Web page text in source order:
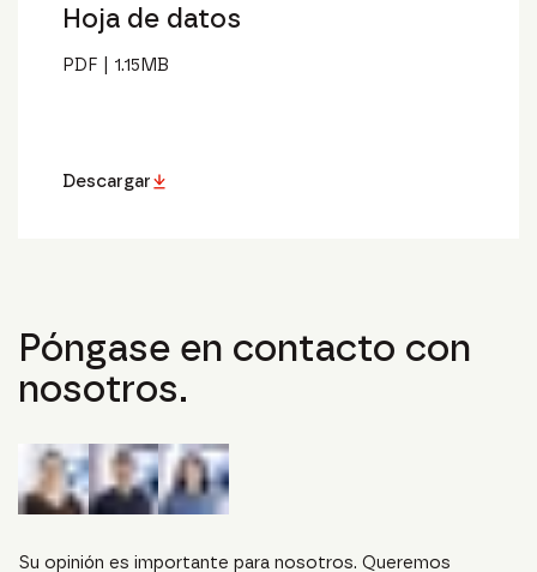
Hoja de datos
PDF 1.15MB
Descargar
Póngase en contacto con
nosotros.
Su opinión es importante para nosotros. Queremos